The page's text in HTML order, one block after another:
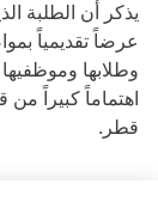
يذكر أن الطلبة
عرضاً تقديمياً
وطلابها
اهتماماً كبيراً
قطر.